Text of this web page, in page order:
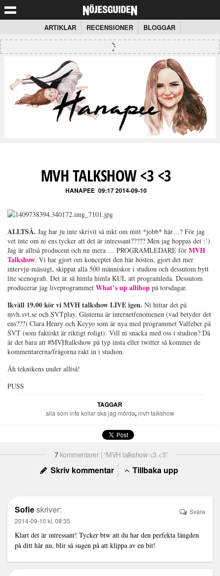
ARTIKLAR RECENSIONER BLOGGAR
MVH TALKSHOW <3 <3
HANAPEE 09:17 2014-09-10
ALLTSÅ. Jag har ju inte skrivit så mkt om mitt *jobb* här…? För jag
vet inte om ni ens tycker att det är intressant????? Men jag hoppas det :’)
Jag är alltså producent och nu mera … PROGRAMLEDARE för MVH
Talkshow. Vi har gjort om konceptet den här hösten, gjort det mer
intervju-mässigt, skippat alla 500 människor i studion och dessutom bytt
lite scenografi. Det är så himla himla KUL att programleda. Dessutom
producerar jag liveprogrammet What’s up allihop på torsdagar.
Ikväll 19.00 kör vi MVH talkshow LIVE igen. Ni hittar det på
mvh.svt.se och SVTplay. Gästerna är internetfenomenen (vad betyder det
ens???) Clara Henry och Keyyo som är nya med programmet Valfeber på
SVT (som faktiskt är riktigt roligt). Vill ni snacka med oss i studion? Då
är det bara att #MVHtalkshow på typ insta eller twitter så kommer de
kommentarerna/frågorna rakt in i studion.
Åh teknikens under alltså!
PUSS
TAGGAR
alla som inte kollar ska jag mörda,mvh talkshow
7kommentarer | “MVH talkshow <3 <3”
Skriv kommentar Tillbaka upp
Sofieskriver:
2014-09-10 kl. 08:35
Klart det är intressant! Tycker btw att du har den perfekta längden
på ditt hår nu, blir så sugen på att klippa av en bit!
Svara